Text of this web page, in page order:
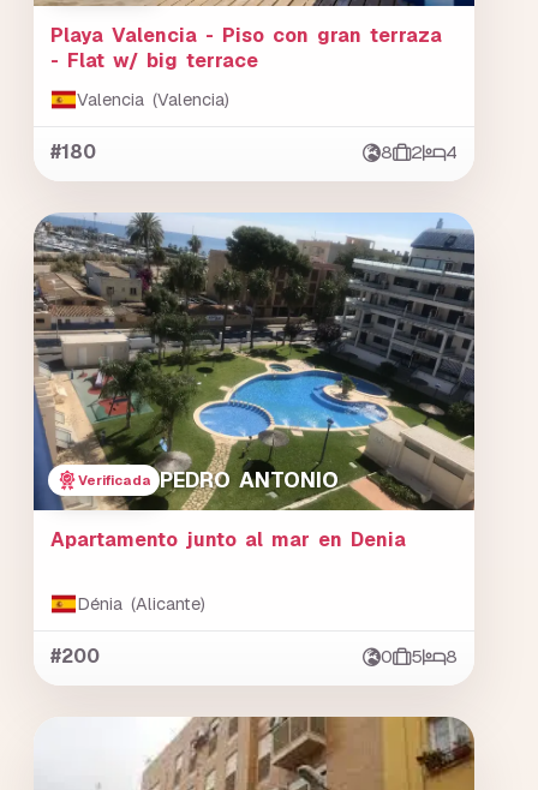
Playa Valencia - Piso con gran terraza
- Flat w/ big terrace
Valencia (Valencia)
#180 8 2 4
Verificada PEDRO ANTONIO
Apartamento junto al mar en Denia
Dénia (Alicante)
#200 0 5 8